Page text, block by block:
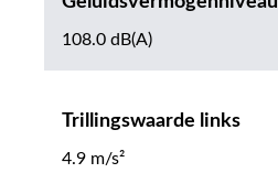
108.0 dB(A)
Trillingswaarde links
4.9 m/s²